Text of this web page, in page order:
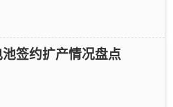
签约扩产情况盘点